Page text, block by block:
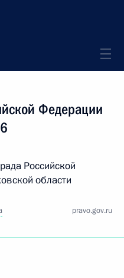
Федерации
Российской
области
pravo.gov.ru